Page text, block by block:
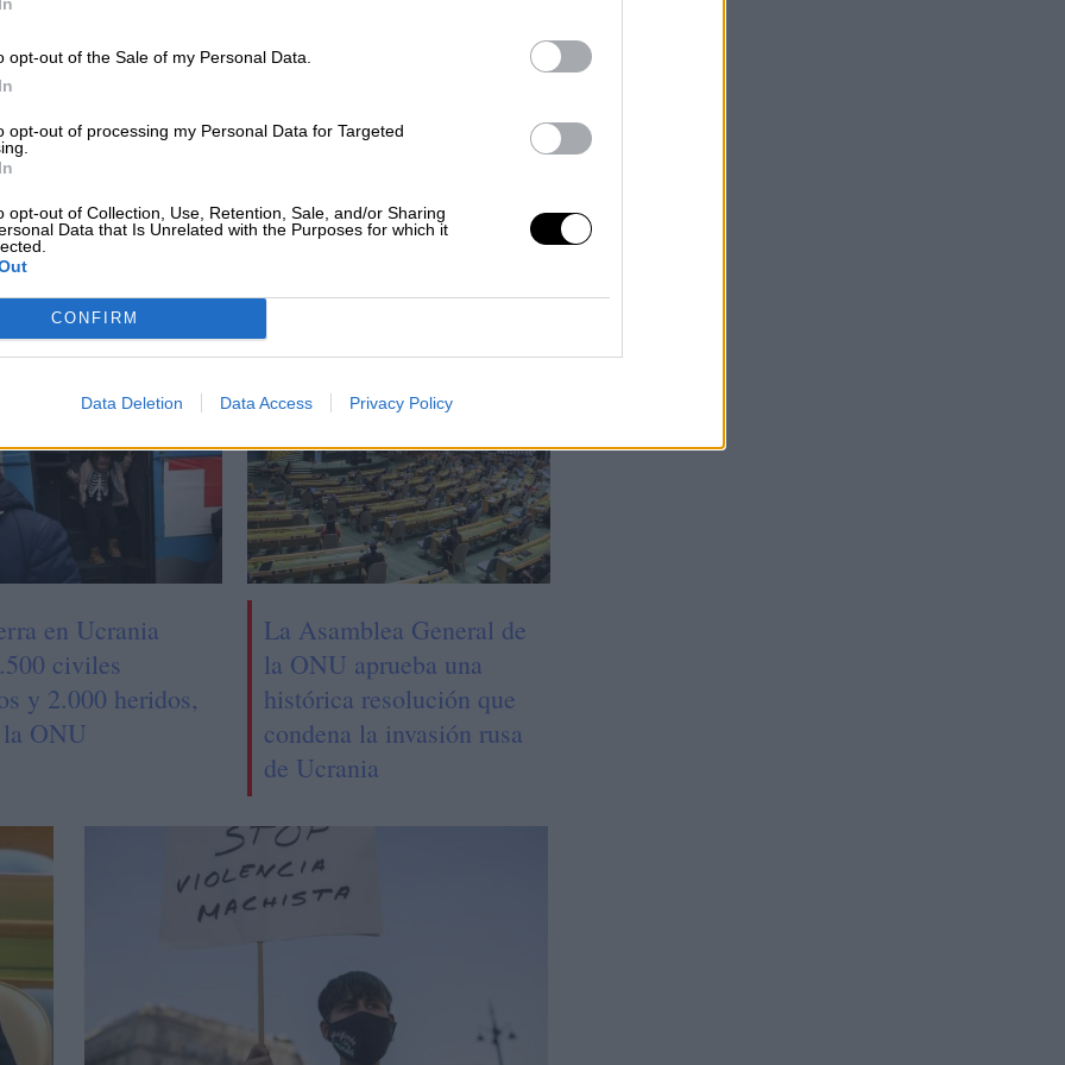
opt-out of the Sale of my Personal Data.
opt-out of processing my Personal Data for Targeted
opt-out of Collection, Use, Retention, Sale, and/or Sharing
Data that Is Unrelated with the Purposes for which it
CONFIRM
Data Deletion Data Access Privacy Policy
Putin afirma que lo que se está
produciendo en Ucrania no es una
en Ucrania
civiles
y 2.000 heridos,
ONU
La Asamblea General de
la ONU aprueba una
histórica resolución que
condena la invasión rusa
de Ucrania